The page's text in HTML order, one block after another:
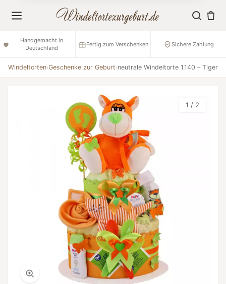
Handgemacht in
Deutschland
Fertig zum Verschenken Sichere Zahlung
Windeltorten›Geschenke zur Geburt›neutrale Windeltorte 1.140 – Tiger
1 / 2